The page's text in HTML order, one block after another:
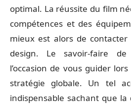
optimal. La réussite du film
compétences et des
mieux est alors de
design. Le savoir-faire
l’occasion de vous guider
stratégie globale. Un tel
indispensable sachant que